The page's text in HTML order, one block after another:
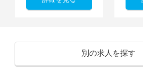
別の求人を探す